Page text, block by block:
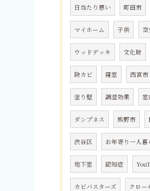
日当たり悪い 町田市
マイホーム 子供
ウッドデッキ 文化財
除カビ 寝室 西宮市
塗り壁 調湿効果 室
ダンプネス 熊野市
渋谷区 お年寄り一人暮
地下室 認知症
カビバスターズ クロー